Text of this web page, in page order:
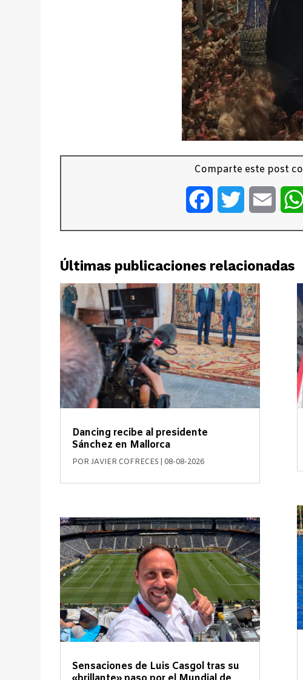
Comparte este post
FacebookTwitter Email
Últimas publicaciones relacionadas
Dancing recibe al presidente
Sánchez en Mallorca
PORJAVIER COFRECES 08-08-2026
Sensaciones de Luis Casgol tras su